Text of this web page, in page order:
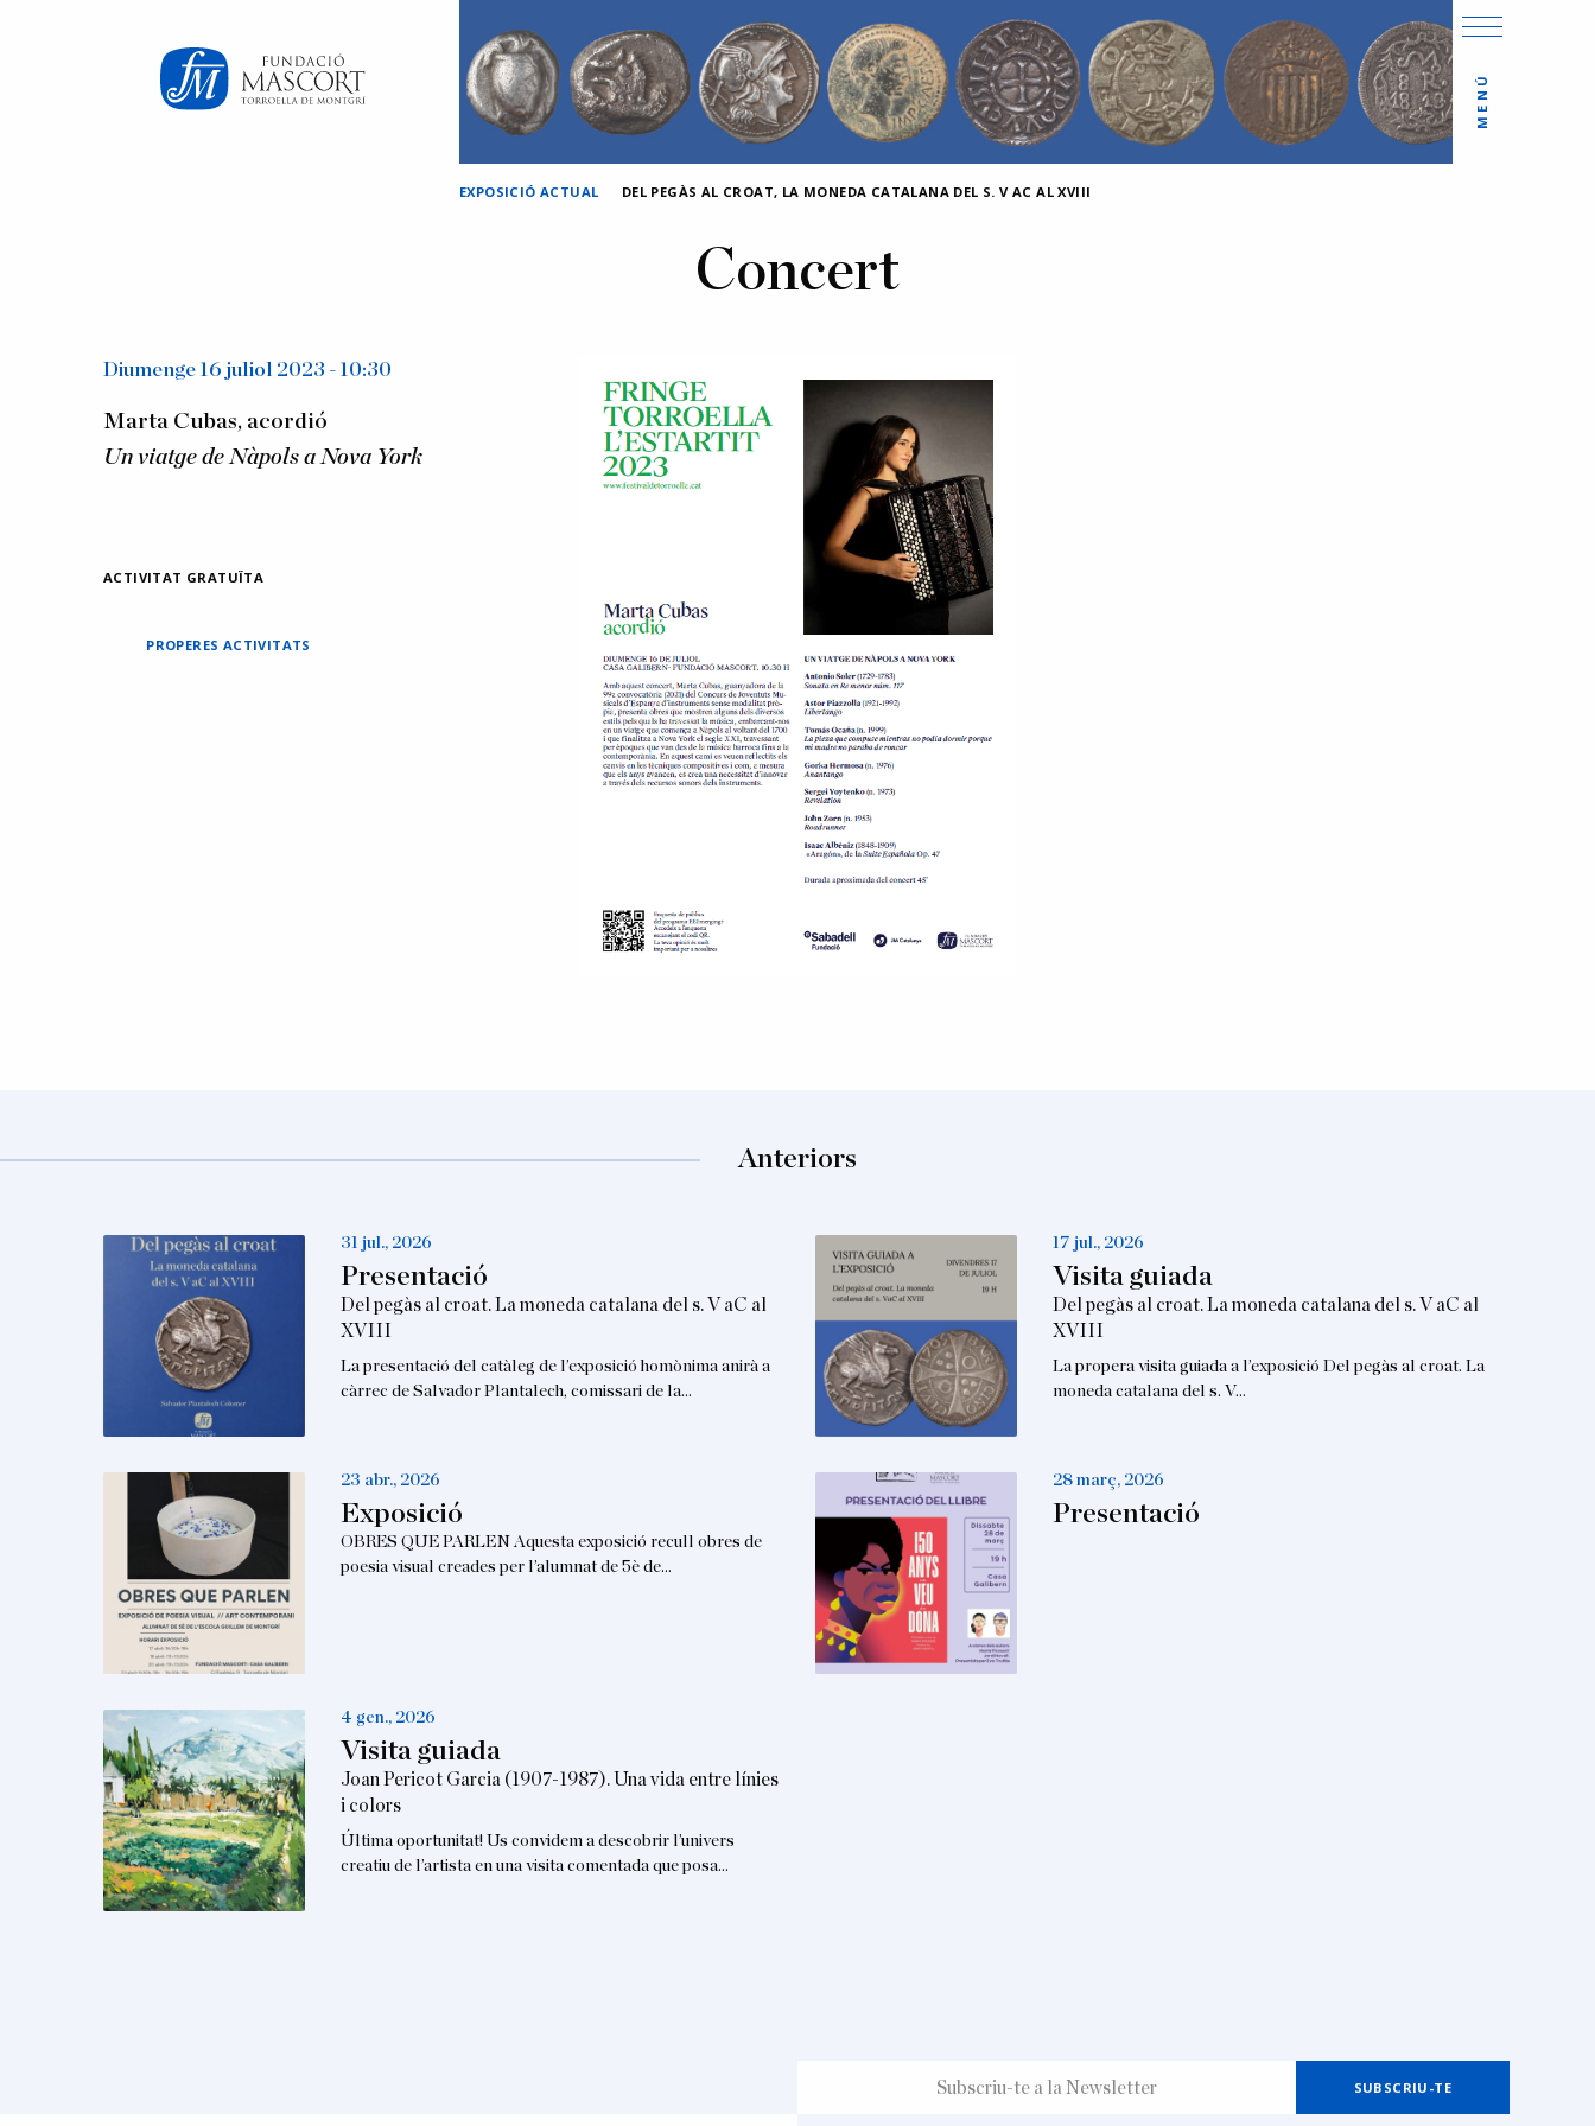
MENÚ
EXPOSICIÓ ACTUAL DEL PEGÀS AL CROAT, LA MONEDA CATALANA DEL S. V AC AL XVIII
Concert
Diumenge 16 juliol 2023 - 10:30
Marta Cubas, acordió
Un viatge de Nàpols a Nova York
ACTIVITAT GRATUÏTA
PROPERES ACTIVITATS
Anteriors
31 jul., 2026
Presentació
Del pegàs al croat. La moneda catalana del s. V aC al
XVIII
La presentació del catàleg de l’exposició homònima anirà a
càrrec de Salvador Plantalech, comissari de la…
17 jul., 2026
Visita guiada
Del pegàs al croat. La moneda catalana del s. V aC al
XVIII
La propera visita guiada a l’exposició Del pegàs al croat. La
moneda catalana del s. V…
23 abr., 2026
Exposició
OBRES QUE PARLEN Aquesta exposició recull obres de
poesia visual creades per l’alumnat de 5è de…
28 març, 2026
Presentació
4 gen., 2026
Visita guiada
Joan Pericot Garcia (1907-1987). Una vida entre línies
i colors
Última oportunitat! Us convidem a descobrir l’univers
creatiu de l’artista en una visita comentada que posa…